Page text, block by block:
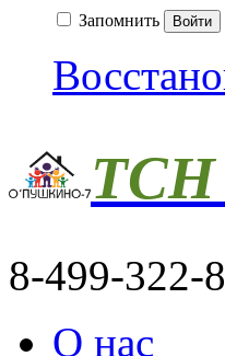
Запомнить Войти
8-499-322-
О нас